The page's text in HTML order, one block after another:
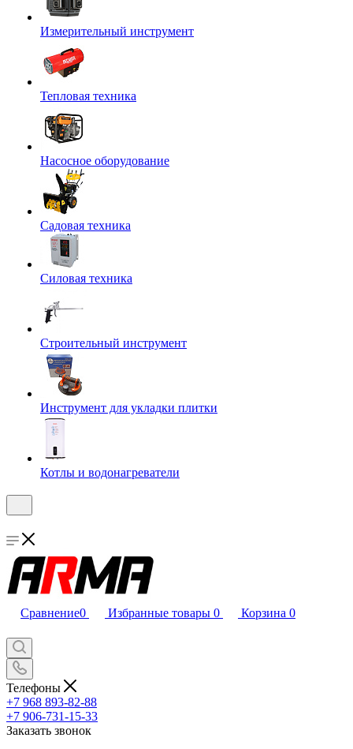
Измерительный инструмент
Тепловая техника
Насосное оборудование
Садовая техника
Силовая техника
Строительный инструмент
Инструмент для укладки плитки
Котлы и водонагреватели
Сравнение0 Избранные товары 0 Корзина 0
Телефоны
+7 968 893-82-88
+7 906-731-15-33
Заказать звонок